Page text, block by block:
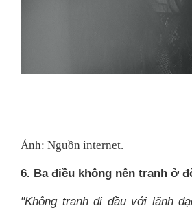
Ảnh: Nguồn internet.
6. Ba điều không nên tranh ở
"Không tranh đi đầu với lãnh